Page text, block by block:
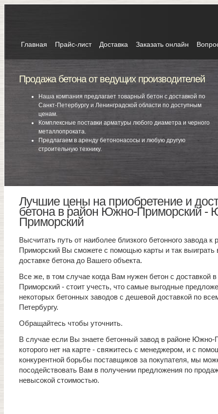
Главная Прайс-лист Доставка Заказать онлайн
Продажа бетона от ведущих производителей
Наша компания предлагает товарный бетон с доставкой по
Санкт-Петербургу и Ленинградской области по доступным
ценам.
Комплексные поставки арматуры любого диаметра и черного
металлопроката.
Предлагаем в аренду бетононасосы и любую другую
строительную технику.
Лучшие цены на приобретение и
бетона в район Южно-Приморский -
Приморский
Высчитать путь от наиболее близкого бетонного завода
Приморский Вы сможете с помощью карты и так выиграть
доставке бетона до Вашего объекта.
Все же, в том случае когда Вам нужен бетон с доставкой
Приморский - стоит учесть, что самые выгодные
некоторых бетонных заводов с дешевой доставкой по
Петербургу.
Обращайтесь чтобы уточнить.
В случае если Вы знаете бетонный завод в районе Южно-
которого нет на карте - свяжитесь с менеджером, и с
конкурентной борьбы поставщиков за покупателя, мы
посодействовать Вам в получении предложения по
невысокой стоимостью.